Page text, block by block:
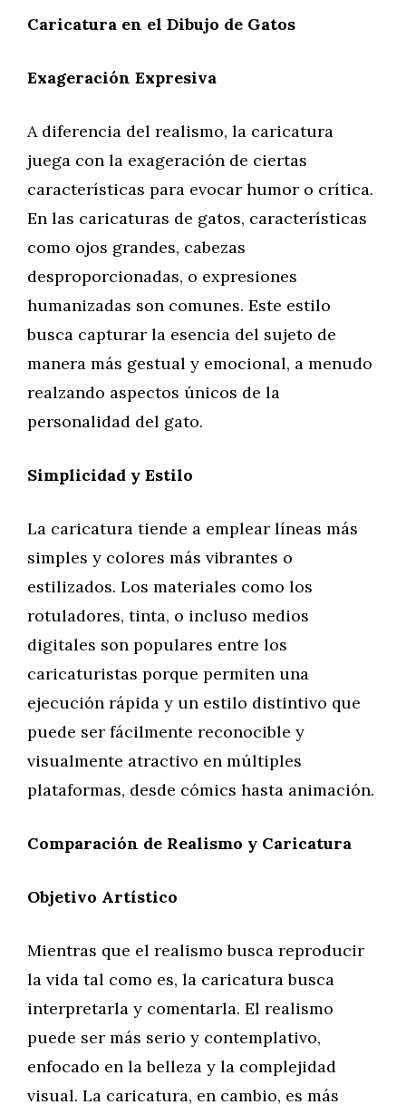
Caricatura en el Dibujo de Gatos
Exageración Expresiva
A diferencia del realismo, la caricatura
juega con la exageración de ciertas
características para evocar humor o crítica.
En las caricaturas de gatos, características
como ojos grandes, cabezas
desproporcionadas, o expresiones
humanizadas son comunes. Este estilo
busca capturar la esencia del sujeto de
manera más gestual y emocional, a menudo
realzando aspectos únicos de la
personalidad del gato.
Simplicidad y Estilo
La caricatura tiende a emplear líneas más
simples y colores más vibrantes o
estilizados. Los materiales como los
rotuladores, tinta, o incluso medios
digitales son populares entre los
caricaturistas porque permiten una
ejecución rápida y un estilo distintivo que
puede ser fácilmente reconocible y
visualmente atractivo en múltiples
plataformas, desde cómics hasta animación.
Comparación de Realismo y Caricatura
Objetivo Artístico
Mientras que el realismo busca reproducir
la vida tal como es, la caricatura busca
interpretarla y comentarla. El realismo
puede ser más serio y contemplativo,
enfocado en la belleza y la complejidad
visual. La caricatura, en cambio, es más